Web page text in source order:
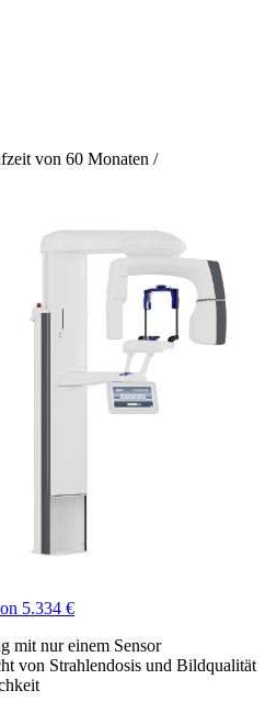
von 60 Monaten /
5.334 €
mit nur einem Sensor
von Strahlendosis und Bildqualität